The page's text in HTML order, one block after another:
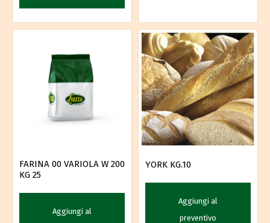
FARINA 00 VARIOLA W 200
KG 25
Aggiungi al
YORK KG.10
Aggiungi al
preventivo